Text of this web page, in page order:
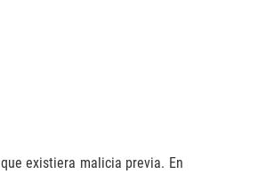
existiera malicia previa. En